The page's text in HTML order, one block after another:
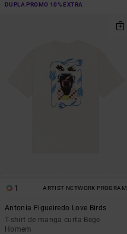
DUPLA PROMO 10% EXTRA
1 ARTIST NETWORK PROGRAM
Antonia Figueiredo Love Birds
T-shirt de manga curta Bege
Homem